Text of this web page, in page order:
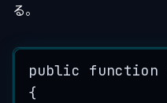
る。
public function
{